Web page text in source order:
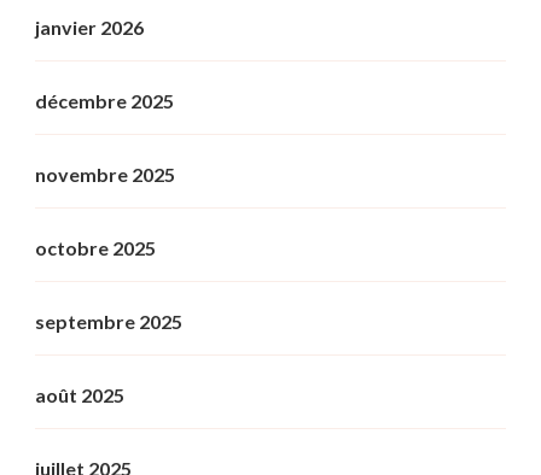
janvier 2026
décembre 2025
novembre 2025
octobre 2025
septembre 2025
août 2025
juillet 2025